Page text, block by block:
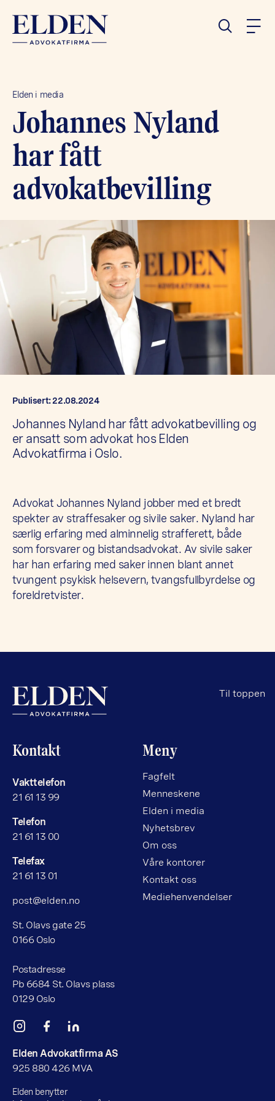
Elden i media
Johannes Nyland
har fått
advokatbevilling
Publisert: 22.08.2024
Johannes Nyland har fått advokatbevilling og
er ansatt som advokat hos Elden
Advokatfirma i Oslo.
Advokat Johannes Nyland jobber med et bredt
spekter av straffesaker og sivile saker. Nyland har
særlig erfaring med alminnelig strafferett, både
som forsvarer og bistandsadvokat. Av sivile saker
har han erfaring med saker innen blant annet
tvungent psykisk helsevern, tvangsfullbyrdelse og
foreldretvister.
Til toppen
Kontakt
Vakttelefon
21 61 13 99
Telefon
21 61 13 00
Telefax
21 61 13 01
post@elden.no
St. Olavs gate 25
0166 Oslo
Postadresse
Pb 6684 St. Olavs plass
0129 Oslo
Elden Advokatfirma AS
925 880 426 MVA
Elden benytter
Meny
Fagfelt
Menneskene
Elden i media
Nyhetsbrev
Om oss
Våre kontorer
Kontakt oss
Mediehenvendelser